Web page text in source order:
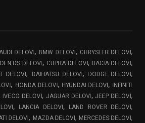
DELOVI , BMW DELOVI , CHRYSLER DELOVI ,
DS DELOVI , CUPRA DELOVI , DACIA DELOVI ,
DELOVI, DAIHATSU DELOVI, DODGE DELOVI,
, HONDA DELOVI , HYUNDAI DELOVI ,
INFINITI
IVECO DELOVI , JAGUAR DELOVI ,JEEP DELOVI ,
, LANCIA DELOVI , LAND ROVER DELOVI ,
DELOVI, MAZDA DELOVI , MERCEDES DELOVI,